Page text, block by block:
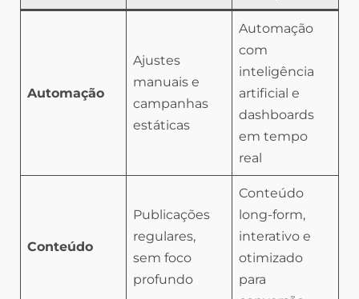
Automação
Ajustes
manuais e
campanhas
estáticas
Automação
com
inteligência
artificial e
dashboards
em tempo
real
Conteúdo
Publicações
regulares,
sem foco
profundo
Conteúdo
long-form,
interativo e
otimizado
para